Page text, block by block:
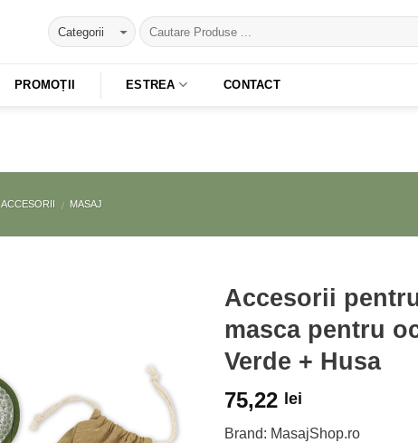
PROMOȚII ESTREA CONTACT
ACCESORII / MASAJ
Favorite
Accesorii
masca pentru
Verde + Husa
75,22 lei
Brand: MasajShop.ro